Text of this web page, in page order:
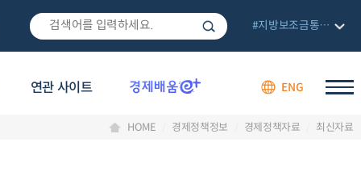
연관 사이트 ENG
#지방보조금통합관리망
HOME 경제정책정보 경제정책자료 최신자료